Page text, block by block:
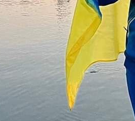
будет опубликован.
Обязательные